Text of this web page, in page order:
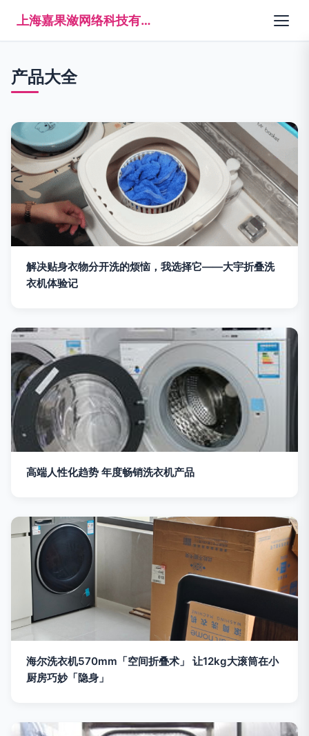
上海嘉果潋网络科技有限公司
产品大全
解决贴身衣物分开洗的烦恼，我选择它——大宇折叠洗
衣机体验记
高端人性化趋势 年度畅销洗衣机产品
海尔洗衣机570mm「空间折叠术」 让12kg大滚筒在小
厨房巧妙「隐身」